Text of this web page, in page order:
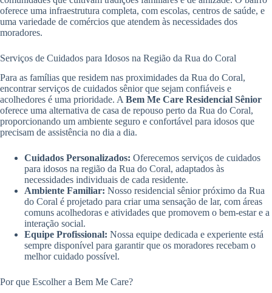
oferece uma infraestrutura completa, com escolas, centros de saúde, e
uma variedade de comércios que atendem às necessidades dos
moradores.
Serviços de Cuidados para Idosos na Região da Rua do Coral
Para as famílias que residem nas proximidades da Rua do Coral,
encontrar serviços de cuidados sênior que sejam confiáveis e
acolhedores é uma prioridade. A Bem Me Care Residencial Sênior
oferece uma alternativa de casa de repouso perto da Rua do Coral,
proporcionando um ambiente seguro e confortável para idosos que
precisam de assistência no dia a dia.
Cuidados Personalizados: Oferecemos serviços de cuidados
para idosos na região da Rua do Coral, adaptados às
necessidades individuais de cada residente.
Ambiente Familiar: Nosso residencial sênior próximo da Rua
do Coral é projetado para criar uma sensação de lar, com áreas
comuns acolhedoras e atividades que promovem o bem-estar e a
interação social.
Equipe Profissional: Nossa equipe dedicada e experiente está
sempre disponível para garantir que os moradores recebam o
melhor cuidado possível.
Por que Escolher a Bem Me Care?